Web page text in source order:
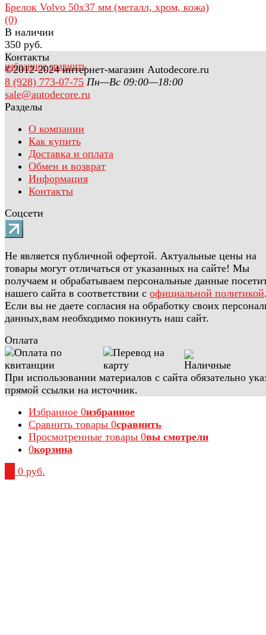
избранное сравнить
Брелок Volvo 50х37 мм (металл, хром, кожа)
(0)
В наличии
350 руб.
Контакты
©2012-2024 интернет-магазин Autodecore.ru
8 (928) 773-07-75 Пн—Вс 09:00—18:00
sale@autodecore.ru
Разделы
О компании
Как купить
Доставка и оплата
Обмен и возврат
Информация
Контакты
Соцсети
Не является публичной офертой. Актуальные цены на
товары могут отличаться от указанных на сайте! Мы
получаем и обрабатываем персональные данные
нашего сайта в соответствии с официальной политикой
Если вы не даете согласия на обработку своих
данных,вам необходимо покинуть наш сайт.
Оплата
При использовании материалов с сайта обязательно
прямой ссылки на источник.
Избранное 0избранное
Сравнить товары 0сравнить
Просмотренные товары 0вы смотрели
0корзина
0 руб.